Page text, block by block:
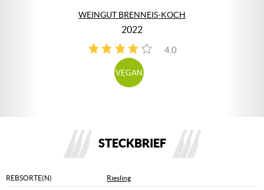
WEINGUT BRENNEIS-KOCH
2022
4,0
2
VEGAN
STECKBRIEF
REBSORTE(N) Riesling